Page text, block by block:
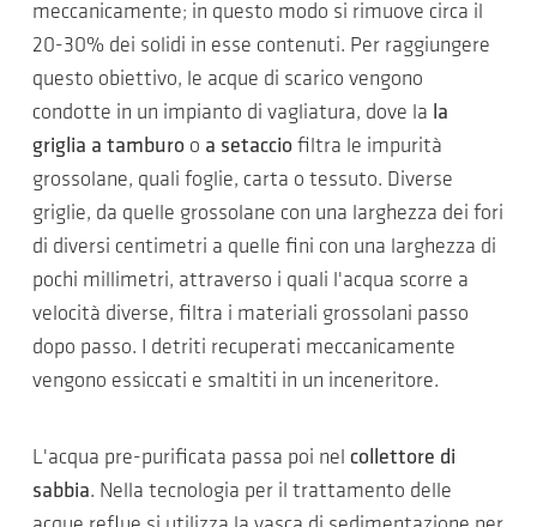
meccanicamente; in questo modo si rimuove circa il
20-30% dei solidi in esse contenuti. Per raggiungere
questo obiettivo, le acque di scarico vengono
condotte in un impianto di vagliatura, dove la la
griglia a tamburo o a setaccio filtra le impurità
grossolane, quali foglie, carta o tessuto. Diverse
griglie, da quelle grossolane con una larghezza dei fori
di diversi centimetri a quelle fini con una larghezza di
pochi millimetri, attraverso i quali l'acqua scorre a
velocità diverse, filtra i materiali grossolani passo
dopo passo. I detriti recuperati meccanicamente
vengono essiccati e smaltiti in un inceneritore.
L'acqua pre-purificata passa poi nel collettore di
sabbia. Nella tecnologia per il trattamento delle